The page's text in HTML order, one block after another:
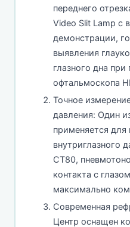
переднего
Video Slit Lamp с
демонстрации,
выявления
глазного дна
офтальмоскопа
Точное
давления: Один
применяется для
внутриглазного
CT80,
контакта с
максимально
Современная
Центр оснащен